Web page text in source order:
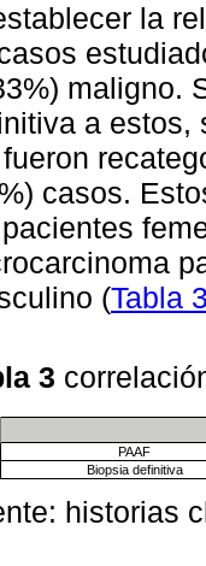
la
maligno.
a estos,
casos.
(Tabla 3
3
PAAF
Biopsia definitiva
historias